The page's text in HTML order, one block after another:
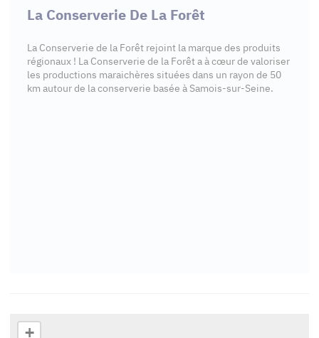
La Conserverie De La Forêt
La Conserverie de la Forêt rejoint la marque des produits
régionaux ! La Conserverie de la Forêt a à cœur de valoriser
les productions maraichères situées dans un rayon de 50
km autour de la conserverie basée à Samois-sur-Seine.
+